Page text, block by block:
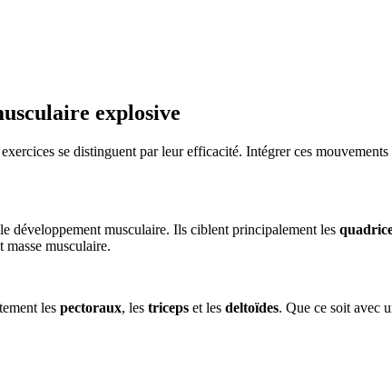
explosive
se distinguent par leur efficacité. Intégrer ces
développement musculaire. Ils ciblent principalement les
musculaire.
les pectoraux, les triceps et les deltoïdes. Que ce soit avec